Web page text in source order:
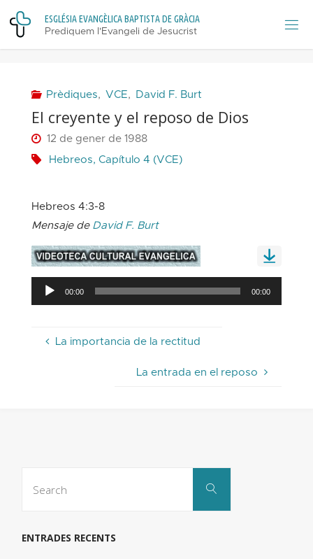
Skip
content
ESGLÉSIAEVANGÈLICABAPTISTADE GRÀCIA
Prediquem l'Evangeli de Jesucrist
Prèdiques, VCE, David F. Burt
El creyente y el reposo de Dios
12 de gener de 1988
Hebreos, Capítulo 4 (VCE)
Hebreos 4:3-8
Mensaje de David F. Burt
Reproductor
d'àudio
00:00 00:00
La importancia de la rectitud
La entrada en el reposo
Search
ENTRADES RECENTS